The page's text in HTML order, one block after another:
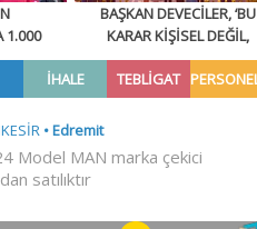
1.000
BAŞKAN DEVECİLER, ‘BU
KARAR KİŞİSEL DEĞİL,
İLKESEL BİR DURUŞTUR’